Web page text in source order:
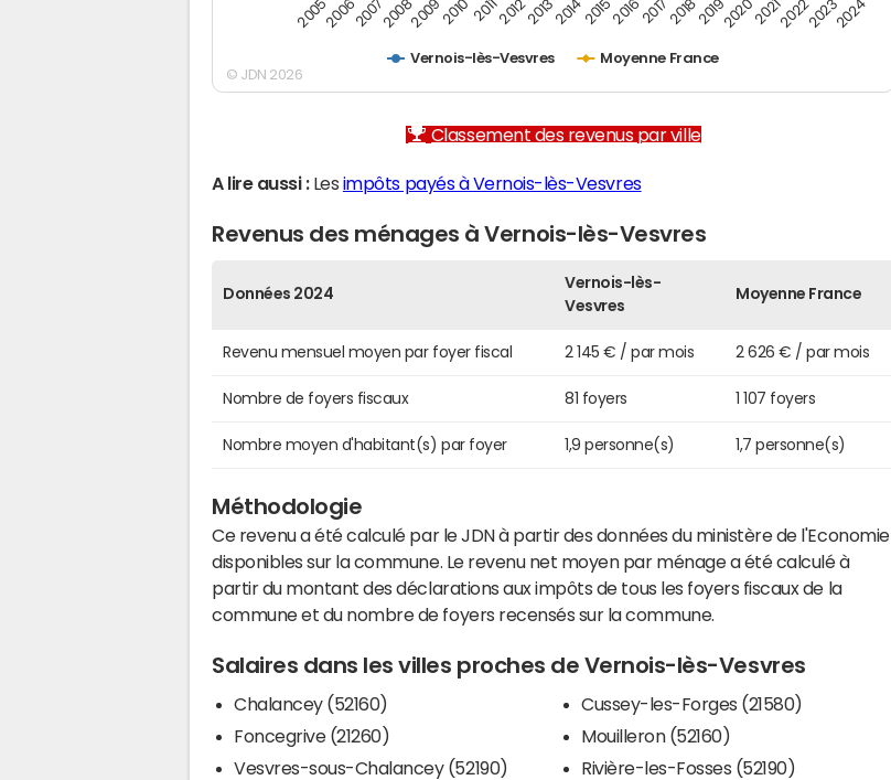
Vernois-lès-Vesvres Moyenne France
200520062007200820092010 20112012201320142015201620172018201920202021202220232024
© JDN 2026
Classement des revenus par ville
A lire aussi :Les impôts payés à Vernois-lès-Vesvres
Revenus des ménages à Vernois-lès-Vesvres
Données 2024
Vernois-lès-
Vesvres
Moyenne France
Revenu mensuel moyen par foyer fiscal 2 145 € / par mois 2 626 € / par mois
Nombre de foyers fiscaux 81 foyers 1 107 foyers
Nombre moyen d'habitant(s) par foyer 1,9 personne(s) 1,7 personne(s)
Méthodologie
Ce revenu a été calculé par le JDN à partir des données du ministère de l'Economie
disponibles sur la commune. Le revenu net moyen par ménage a été calculé à
partir du montant des déclarations aux impôts de tous les foyers fiscaux de la
commune et du nombre de foyers recensés sur la commune.
Salaires dans les villes proches de Vernois-lès-Vesvres
Chalancey (52160)
Foncegrive (21260)
Vesvres-sous-Chalancey (52190)
Cussey-les-Forges (21580)
Mouilleron (52160)
Rivière-les-Fosses (52190)